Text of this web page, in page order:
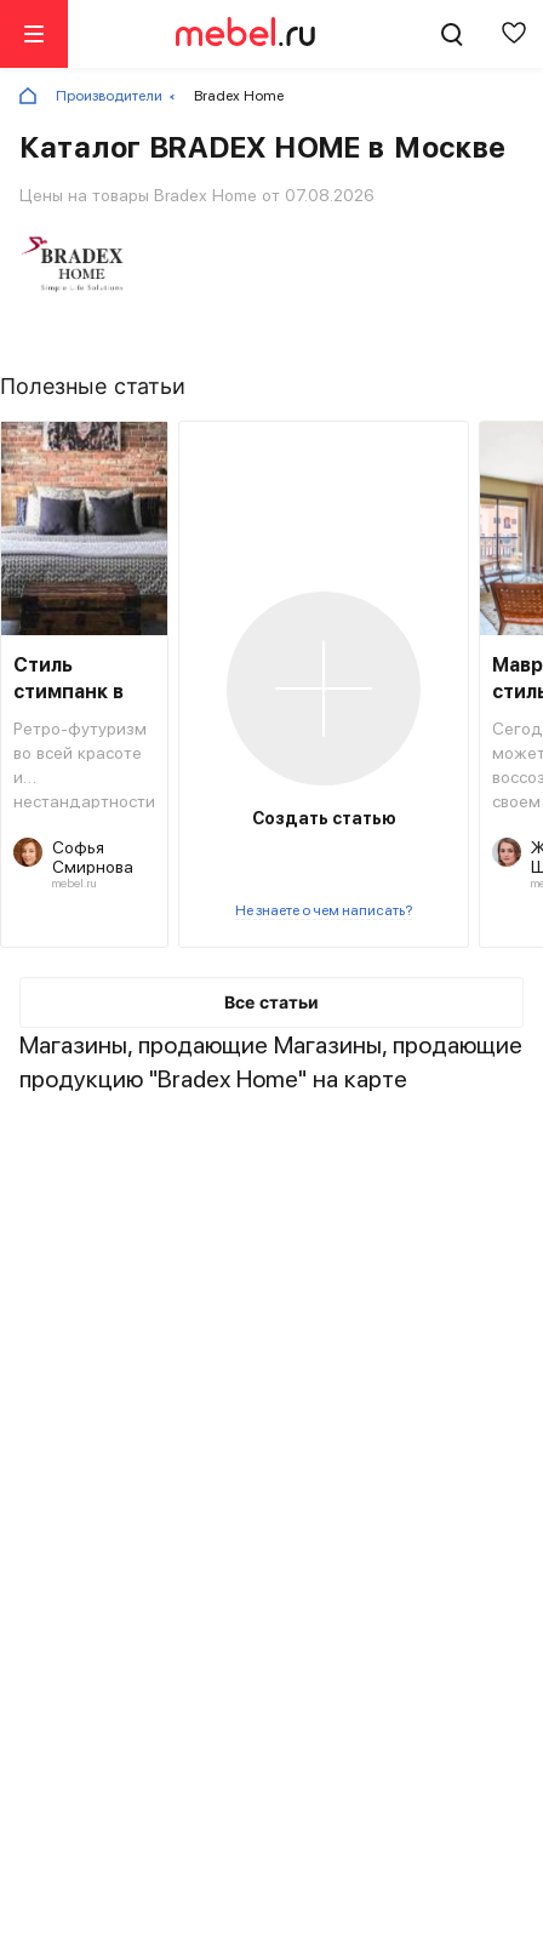
Производители Bradex Home
Каталог BRADEX HOME в Москве
Цены на товары Bradex Home от 07.08.2026
Полезные статьи
Стиль
стимпанк в
интерьере
Ретро-футуризм
во всей красоте
и
нестандартности
Софья
Смирнова
mebel.ru
Создать статью
Не знаете о чем написать?
Все статьи
Магазины, продающие Магазины, продающие
продукцию "Bradex Home" на карте